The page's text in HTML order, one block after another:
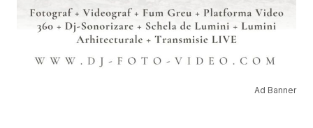
Ad Banner